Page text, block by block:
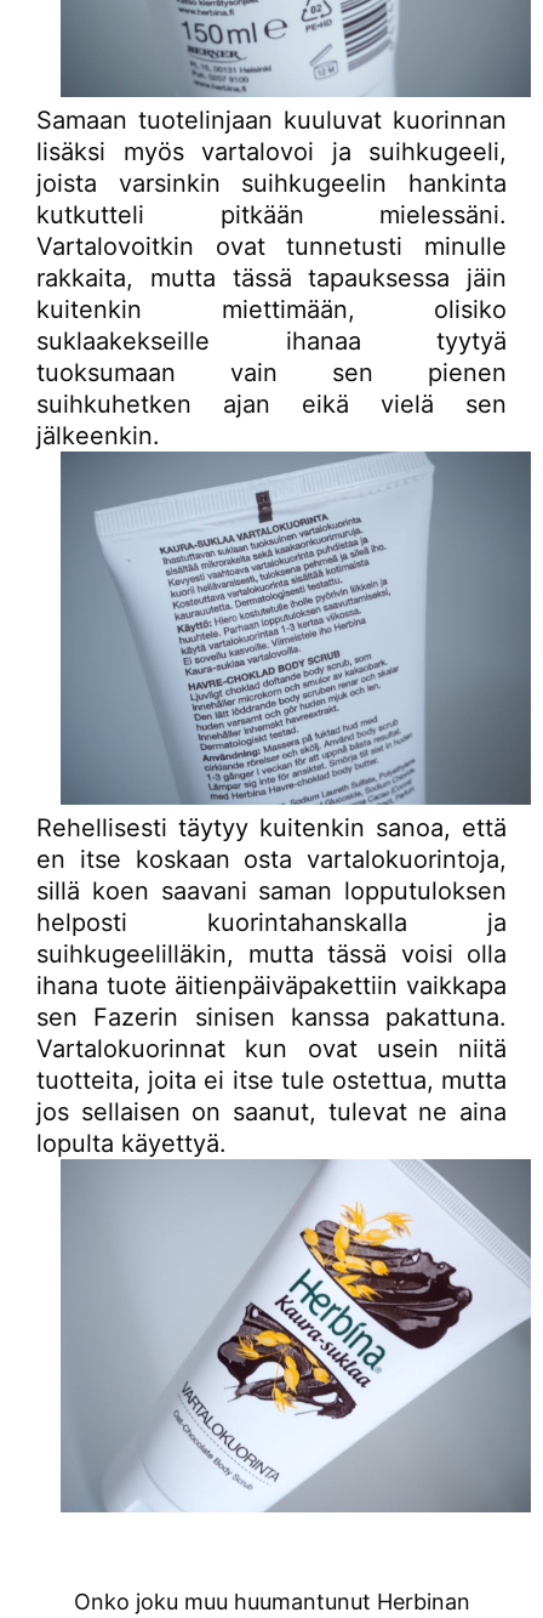
Samaan tuotelinjaan kuuluvat kuorinnan
lisäksi myös vartalovoi ja suihkugeeli,
joista varsinkin suihkugeelin hankinta
kutkutteli pitkään mielessäni.
Vartalovoitkin ovat tunnetusti minulle
rakkaita, mutta tässä tapauksessa jäin
kuitenkin miettimään, olisiko
suklaakekseille ihanaa tyytyä
tuoksumaan vain sen pienen
suihkuhetken ajan eikä vielä sen
jälkeenkin.
Rehellisesti täytyy kuitenkin sanoa, että
en itse koskaan osta vartalokuorintoja,
sillä koen saavani saman lopputuloksen
helposti kuorintahanskalla ja
suihkugeelilläkin, mutta tässä voisi olla
ihana tuote äitienpäiväpakettiin vaikkapa
sen Fazerin sinisen kanssa pakattuna.
Vartalokuorinnat kun ovat usein niitä
tuotteita, joita ei itse tule ostettua, mutta
jos sellaisen on saanut, tulevat ne aina
lopulta käyettyä.
Onko joku muu huumantunut Herbinan